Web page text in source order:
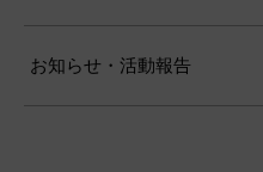
お知らせ・活動報告